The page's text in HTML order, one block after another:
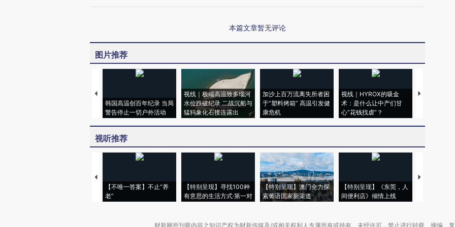
本篇文章暂无评论
图片推荐
韩国高温创百年纪录 当局
警告停止一切户外活动
视线｜极端高温致多瑙河
水位跌破纪录 二战沉船与
猛犸象化石接连露出
加沙上百万流离失所者困
于“塑料烤箱” 高温引发健
康危机
视线｜HYROX的吸金
术：是什么让中产们甘
心“花钱找虐”？
马航飞行员
视听推荐
【不唯一答案】不止“养
老”
【特别呈现】寻找100种
有意思的生活方式·第一对
【特别呈现】澳门全力探
索葡语国家新渠道
【特别呈现】《东莞，人
间便利店》倾情上线
【推广】走
财新网所刊载内容之知识产权为财新传媒及/或相关权利人专属所有或持有。未经许可，禁止进行转载、摘编、复